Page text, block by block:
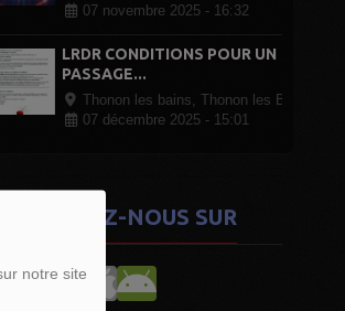
notre site
07 novembre 2025 - 16:32
LRDR CONDITIONS POUR UN
PASSAGE...
Thonon les bains, Thonon les Bains
07 décembre 2025 - 15:01
NOUS SUR